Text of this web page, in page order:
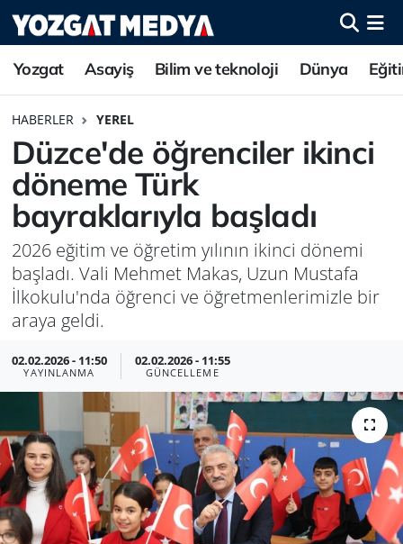
Yozgat Asayiş Bilim ve teknoloji Dünya
HABERLER YEREL
Düzce'de öğrenciler ikinci
döneme Türk
bayraklarıyla başladı
2026 eğitim ve öğretim yılının ikinci dönemi
başladı. Vali Mehmet Makas, Uzun Mustafa
İlkokulu'nda öğrenci ve öğretmenlerimizle bir
araya geldi.
02.02.2026 - 11:50
YAYINLANMA
02.02.2026 - 11:55
GÜNCELLEME